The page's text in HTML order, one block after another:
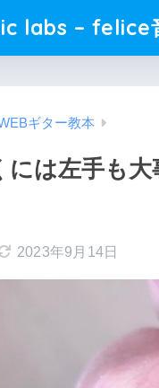
labs – felice
ギター教本
には左手も
2023年9月14日